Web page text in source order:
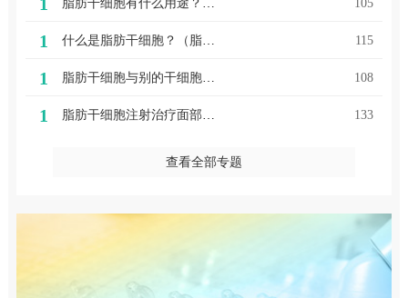
105
1 什么是脂肪干细胞？（脂肪干细胞作用机制） 115
1 脂肪干细胞与别的干细胞的差别和优点！ 108
1 133
查看全部专题